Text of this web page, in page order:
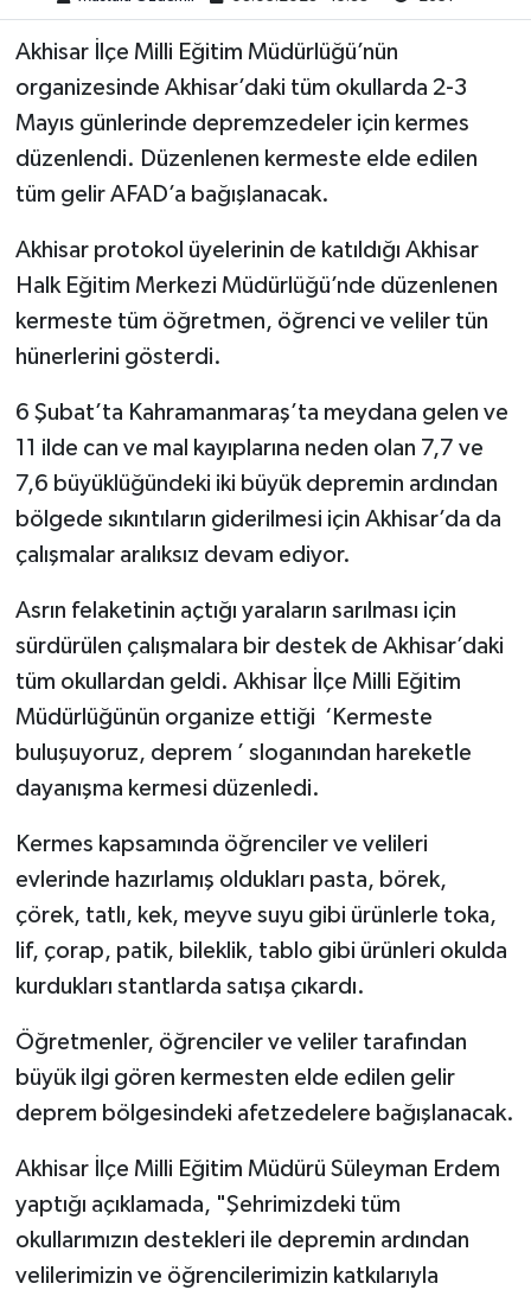
Akhisar İlçe Milli Eğitim Müdürlüğü’nün
organizesinde Akhisar’daki tüm okullarda 2-3
Mayıs günlerinde depremzedeler için kermes
düzenlendi. Düzenlenen kermeste elde edilen
tüm gelir AFAD’a bağışlanacak.
Akhisar protokol üyelerinin de katıldığı Akhisar
Halk Eğitim Merkezi Müdürlüğü’nde düzenlenen
kermeste tüm öğretmen, öğrenci ve veliler tün
hünerlerini gösterdi.
6 Şubat’ta Kahramanmaraş’ta meydana gelen ve
11 ilde can ve mal kayıplarına neden olan 7,7 ve
7,6 büyüklüğündeki iki büyük depremin ardından
bölgede sıkıntıların giderilmesi için Akhisar’da da
çalışmalar aralıksız devam ediyor.
Asrın felaketinin açtığı yaraların sarılması için
sürdürülen çalışmalara bir destek de Akhisar’daki
tüm okullardan geldi. Akhisar İlçe Milli Eğitim
Müdürlüğünün organize ettiği ‘Kermeste
buluşuyoruz, deprem ’ sloganından hareketle
dayanışma kermesi düzenledi.
Kermes kapsamında öğrenciler ve velileri
evlerinde hazırlamış oldukları pasta, börek,
çörek, tatlı, kek, meyve suyu gibi ürünlerle toka,
lif, çorap, patik, bileklik, tablo gibi ürünleri okulda
kurdukları stantlarda satışa çıkardı.
Öğretmenler, öğrenciler ve veliler tarafından
büyük ilgi gören kermesten elde edilen gelir
deprem bölgesindeki afetzedelere bağışlanacak.
Akhisar İlçe Milli Eğitim Müdürü Süleyman Erdem
yaptığı açıklamada, "Şehrimizdeki tüm
okullarımızın destekleri ile depremin ardından
velilerimizin ve öğrencilerimizin katkılarıyla
Akhisar Emlak
Ülke